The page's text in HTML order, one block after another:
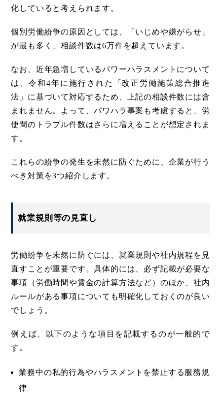
化していると考えられます。
個別労働紛争の原因としては、「いじめや嫌がらせ」
が最も多く、相談件数は6万件を超えています。
なお、近年急増しているパワーハラスメントについて
は、令和4年に施行された「改正労働施策総合推進
法」に基づいて対応するため、上記の相談件数には含
まれません。よって、パワハラ事案も考慮すると、労
使間のトラブル件数はさらに増えることが想定されま
す。
これらの紛争の発生を未然に防ぐために、企業が行う
べき対策を3つ紹介します。
就業規則等の見直し
労働紛争を未然に防ぐには、就業規則や社内規程を見
直すことが重要です。具体的には、必ず記載が必要な
事項（労働時間や賃金の計算方法など）のほか、社内
ルールがある事項についても明確化しておくのが良い
でしょう。
例えば、以下のような項目を記載するのが一般的で
す。
業務中の私的行為やハラスメントを禁止する服務規
律